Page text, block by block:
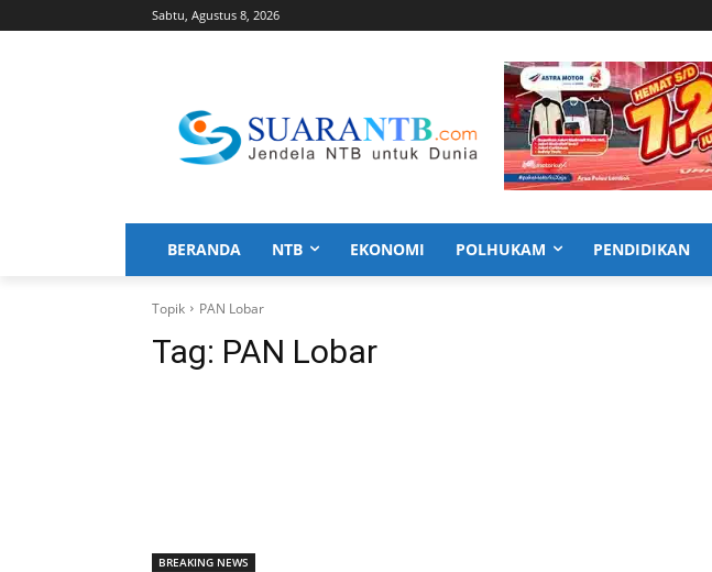
Sabtu, Agustus 8, 2026
BERANDA NTB EKONOMI POLHUKAM PENDIDIKAN
Topik PAN Lobar
Tag: PAN Lobar
BREAKING NEWS